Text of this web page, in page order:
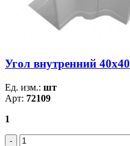
Угол внутренний 40х40
Ед. изм.: шт
Арт: 72109
1